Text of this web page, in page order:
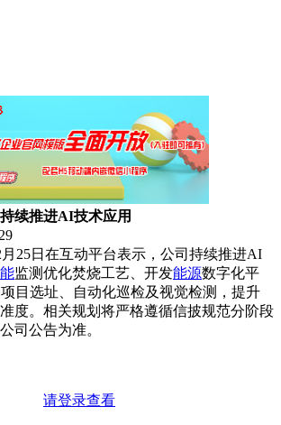
续推进AI技术应用
月25日在互动平台表示，公司持续推进AI
监测优化焚烧工艺、开发能源数字化平
目选址、自动化巡检及视觉检测，提升
度。相关规划将严格遵循信披规范分阶段
司公告为准。
请登录查看